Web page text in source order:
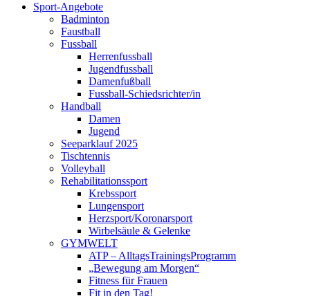
Sport-Angebote
Badminton
Faustball
Fussball
Herrenfussball
Jugendfussball
Damenfußball
Fussball-Schiedsrichter/in
Handball
Damen
Jugend
Seeparklauf 2025
Tischtennis
Volleyball
Rehabilitationssport
Krebssport
Lungensport
Herzsport/Koronarsport
Wirbelsäule & Gelenke
GYMWELT
ATP – AlltagsTrainingsProgramm
„Bewegung am Morgen“
Fitness für Frauen
Fit in den Tag!